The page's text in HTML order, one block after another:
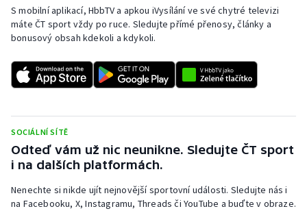
Triatlon
Veslování
Vodní slalom
Ostatní
S mobilní aplikací, HbbTV a apkou iVysílání ve své chytré televizi
máte ČT sport vždy po ruce. Sledujte přímé přenosy, články a
bonusový obsah kdekoli a kdykoli.
SOCIÁLNÍ SÍTĚ
Odteď vám už nic neunikne. Sledujte ČT sport
i na dalších platformách.
Nenechte si nikde ujít nejnovější sportovní události. Sledujte nás i
na Facebooku, X, Instagramu, Threads či YouTube a buďte v obraze.